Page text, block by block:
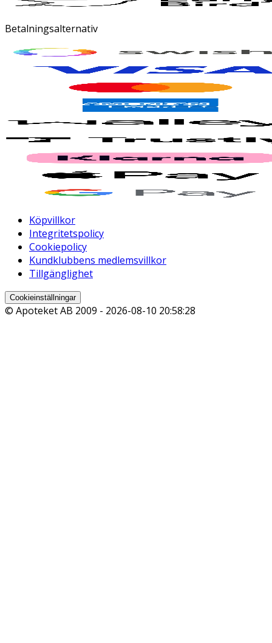
Betalningsalternativ
Köpvillkor
Integritetspolicy
Cookiepolicy
Kundklubbens medlemsvillkor
Tillgänglighet
Cookieinställningar
© Apoteket AB 2009 - 2026-08-10 20:58:28